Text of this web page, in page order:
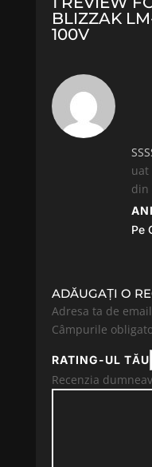
BLIZZAK
100V
uat
din
Pe
ADĂUGAȚI O
Adresa ta de
Câmpurile
RATING-UL TĂU
Recenzia